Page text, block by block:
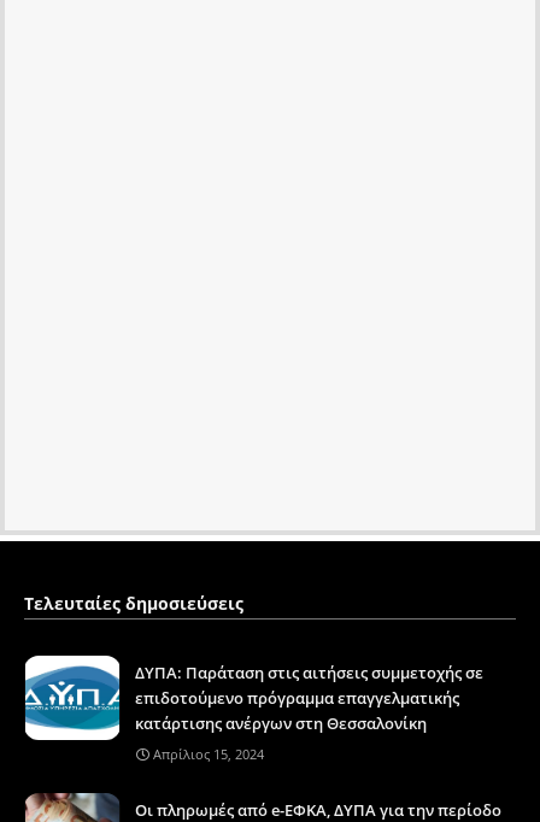
Τελευταίες δημοσιεύσεις
ΔΥΠΑ: Παράταση στις αιτήσεις συμμετοχής σε
επιδοτούμενο πρόγραμμα επαγγελματικής
κατάρτισης ανέργων στη Θεσσαλονίκη
Απρίλιος 15, 2024
Οι πληρωμές από e-ΕΦΚΑ, ΔΥΠΑ για την περίοδο